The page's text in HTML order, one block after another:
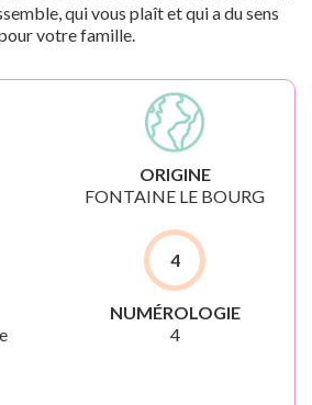
qui vous plaît et qui a du sens
votre famille.
ORIGINE
FONTAINE LE BOURG
4
NUMÉROLOGIE
4